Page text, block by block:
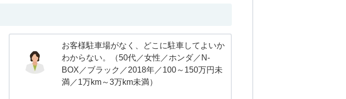
お客様駐車場がなく、どこに駐車してよいか
わからない。（50代／女性／ホンダ／N-
BOX／ブラック／2018年／100～150万円未
満／1万km～3万km未満）